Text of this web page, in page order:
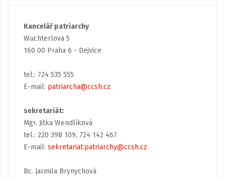
Kancelář patriarchy
Wuchterlova 5
160 00 Praha 6 - Dejvice
tel.: 724 535 555
E-mail: patriarcha@ccsh.cz
sekretariát:
Mgr. Jitka Wendlíková
tel.: 220 398 109, 724 142 467
E-mail: sekretariat.patriarchy@ccsh.cz
Bc. Jarmila Brynychová